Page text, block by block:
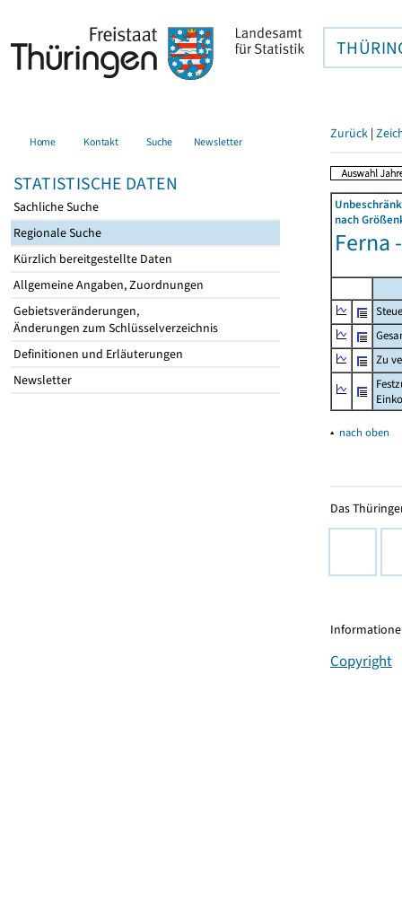
Home Kontakt Suche Newsletter
STATISTISCHE DATEN
Sachliche Suche
Regionale Suche
Kürzlich bereitgestellte Daten
Allgemeine Angaben, Zuordnungen
Gebietsveränderungen,
Änderungen zum Schlüsselverzeichnis
Definitionen und Erläuterungen
Newsletter
Zurück |
nach
Ferna
Zu
▴ nach oben
Das
Copyright